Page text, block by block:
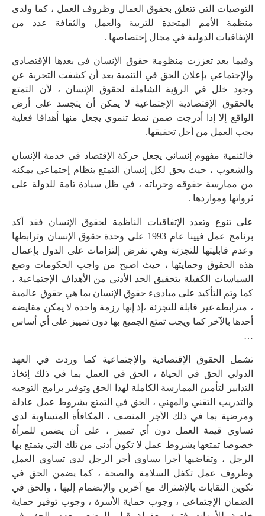
التوصيات التي تتعلق بحقوق العمال وظروف العمل ، كما ولدى
منظمة الأمم المتحدة للتربية والعمل والثقافة عدد من
الإتفاقيات الدولية في مجال إختصاصها .
وفيما بعد تعززت منظومة حقوق الإنسان في بعدها الإقتصادي
والإجتماعي بإعلان الحق في التنمية بعد أن كشفت التجربة عن
وجود خلل في الرؤية الشاملة لحقوق الإنسان ، لأن التمتع
بالحقوق الإقتصادية الإجتماعية لا يمكن أن يتجسد على أرض
الواقع إلا إذا أدرجت ضمن نمط تنموي يجعل منها أهدافا فعلية
يجب العمل من أجل تحقيقها.
فالتنمية مفهوم إنساني يجعل حركة الإقتصاد في خدمة الإنسان
والشعوب ، حيث يحق لكل إنسان التمتع بنظام إجتماعي يمكنه
من ممارسة حقوقه وحرياته ، في ظل سيادة تامة للدولة على
ثرواتها ومواردها .
على تنوع وتعدد الإتفاقيات الناظمة لحقوق الإنسان فقد أكد
برنامج عمل فيينا عام 1993 على وحدة حقوق الإنسان وترابطها
وعدم قابليتها للتجزئة وهي تفرض إلتزامات على الدول بإعمال
هذه الحقوق وحمايتها ، حيث اصبح من واجب الحكومات وضع
السياسات الكفيلة بتحقيق الحد الأدنى من الأهداف الإجتماعية ،
كما وتم التأكيد على مبادىء حقوق الإنسان بما هي حقوق عالمية
، مترابطة غير قابلة للتجزئة ،إذ إنها رزمة واحدة لا يمكن مقايضة
أحدها بالآخر كما ويجب تمتع الجميع بها دون تمييز على أي أساس
…
تشمل الحقوق الإقتصادية والإجتماعية كما وردت في العهد
الدولي الحق في الحياة ، الحق في العمل بما في ذلك إتخاذ
التدابير لتأمين الممارسة الكاملة لهذا الحق وتوفير برامج التوجيه
والتدريب التقني والمهني ، الحق في التمتع بشروط عمل عادلة
ومرضية بما في ذلك الأجر المنصف ، المكافأة المتساوبة لدى
تساوي قيمة العمل دون أي تمييز ، على أن يضمن للمرأة
خصوصا تمتعها بشروط عمل لا تكون أدنى من تلك التي يتمتع بها
الرجل ، وتقاضيها أجرا يساوي أجر الرجل لدى تساوي العمل
وظروف عمل تكفل السلامة والصحة ، كما يضمن الحق في
تكوين النقابات بالإشتراك مع آخرين والإنضمام إليها ، والحق في
الضمان الإجتماعي ، وجوب حماية الأسرة ، وجوب توفير حماية